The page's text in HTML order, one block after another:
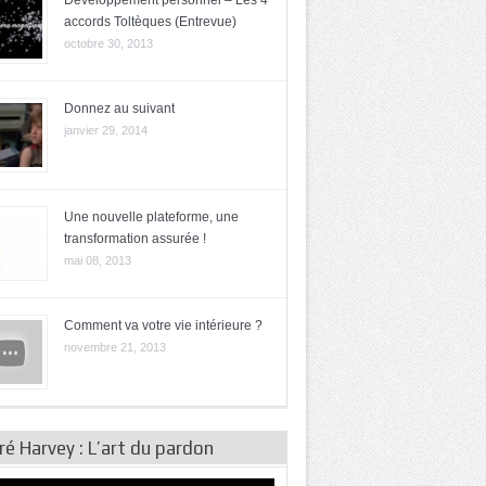
accords Toltèques (Entrevue)
octobre 30, 2013
Donnez au suivant
janvier 29, 2014
Une nouvelle plateforme, une
transformation assurée !
mai 08, 2013
Comment va votre vie intérieure ?
novembre 21, 2013
Harvey : L’art du pardon